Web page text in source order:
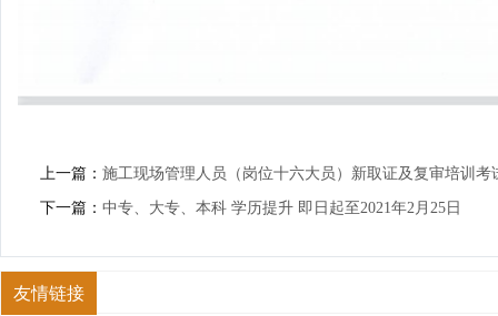
上一篇： 施工现场管理人员（岗位十六大员）新取证及复审培训考
下一篇： 中专、大专、本科 学历提升 即日起至2021年2月25日
友情链接